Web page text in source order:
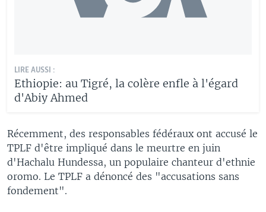
LIRE AUSSI :
Ethiopie: au Tigré, la colère enfle à l'égard
d'Abiy Ahmed
Récemment, des responsables fédéraux ont accusé le
TPLF d'être impliqué dans le meurtre en juin
d'Hachalu Hundessa, un populaire chanteur d'ethnie
oromo. Le TPLF a dénoncé des "accusations sans
fondement".